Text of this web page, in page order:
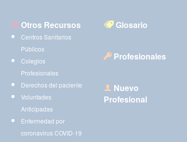
Otros Recursos
Centros Sanitarios
Públicos
Colegios
Profesionales
Derechos del paciente
Voluntades
Anticipadas
Enfermedad por
coronavirus COVID-19
Glosario
Profesionales
Nuevo
Profesional